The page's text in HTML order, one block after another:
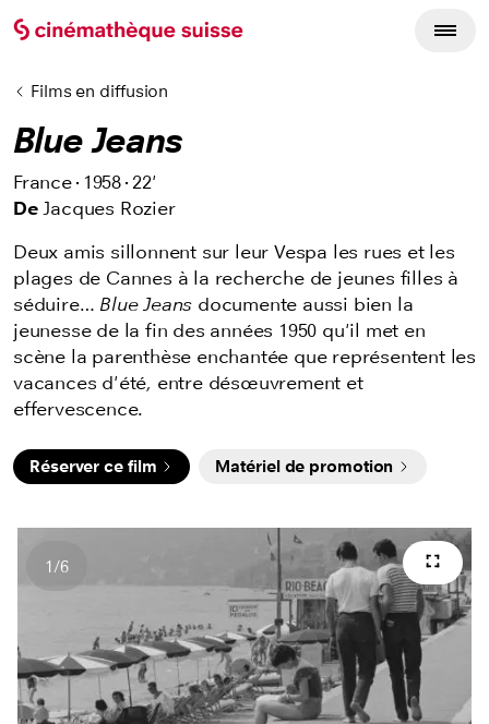
Films en diffusion
Blue Jeans
France 1958 22'
DeJacques Rozier
Deux amis sillonnent sur leur Vespa les rues et les
plages de Cannes à la recherche de jeunes filles à
séduire… Blue Jeans documente aussi bien la
jeunesse de la fin des années 1950 qu'il met en
scène la parenthèse enchantée que représentent les
vacances d'été, entre désœuvrement et
effervescence.
Réserver ce film Matériel de promotion
Nombres d'images
1/6 Plein